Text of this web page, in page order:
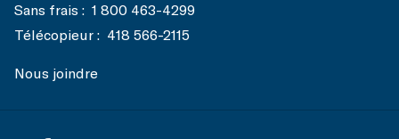
Sans frais : 1 800 463-4299
Télécopieur : 418 566-2115
Nous joindre